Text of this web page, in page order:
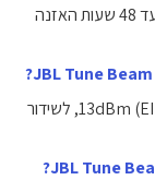
עם טעינות מהמארז, JBL Tune Beam 2 מספקות עד 48 שעות האזנה
עוצמת השידור של JBL Tune Beam 2 היא עד 13dBm (EIRP), לשידור